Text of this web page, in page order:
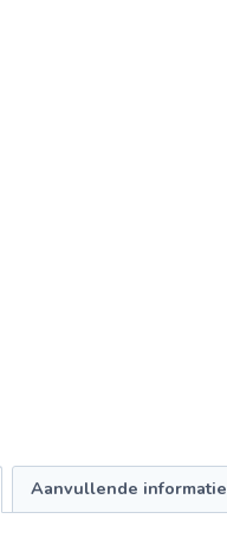
Aanvullende informatie